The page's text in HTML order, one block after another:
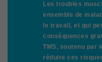
Les troubles
ensemble de
le travail, et qui
conséquences
TMS, soutenu par
réduire ces